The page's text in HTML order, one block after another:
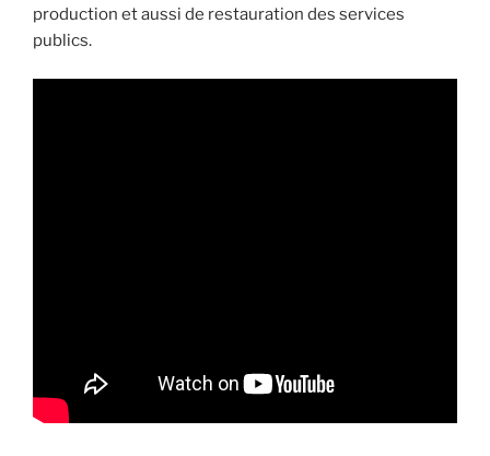
production et aussi de restauration des services
publics.